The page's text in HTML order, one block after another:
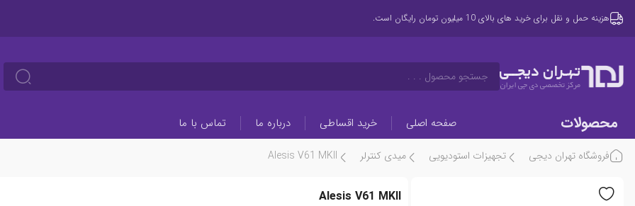
هزینه حمل و نقل برای خرید های بالای 10 میلیون تومان رایگان است.
تهـران دیجــی
مرکز تخصصی دی جی ایران
جستجو محصول . . .
محصولات صفحه اصلی خرید اقساطی درباره ما تماس با ما
فروشگاه تهران دیجی تجهیزات استودیویی میدی کنترلر Alesis V61 MKII
Alesis V61 MKII